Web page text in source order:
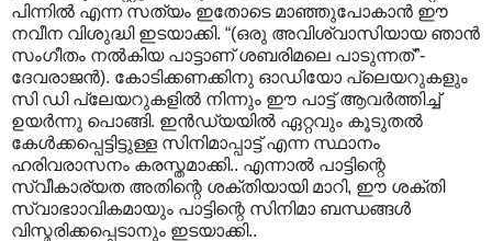
പിന്നിൽ എന്ന സത്യം ഇതോടെ മാഞ്ഞുപോകാൻ ഈ
നവീന വിശുദ്ധി ഇടയാക്കി. “(ഒരു അവിശ്വാസിയായ ഞാൻ
സംഗീതം നൽകിയ പാട്ടാണ് ശബരിമലെ പാടുന്നത്”-
ദേവരാജൻ). കോടിക്കണക്കിനു ഓഡിയോ പ്ലെയറുകളും
സി ഡി പ്ലേയറുകളിൽ നിന്നും ഈ പാട്ട് ആവർത്തിച്ച്
ഉയർന്നു പൊങ്ങി. ഇൻഡ്യയിൽ ഏറ്റവും കൂടുതൽ
കേൾക്കപ്പെട്ടിട്ടുള്ള സിനിമാപ്പാട്ട് എന്ന സ്ഥാനം
ഹരിവരാസനം കരസ്തമാക്കി.. എന്നാൽ പാട്ടിന്റെ
സ്വീകാര്യത അതിന്റെ ശക്തിയായി മാറി, ഈ ശക്തി
സ്വാഭാ‍ാവികമായും പാട്ടിന്റെ സിനിമാ ബന്ധങ്ങൾ
വിസ്മരിക്കപ്പെടാനും ഇടയാക്കി..